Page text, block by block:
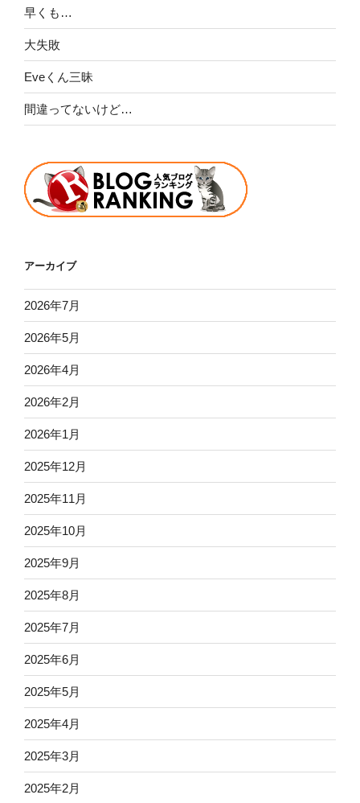
早くも…
大失敗
Eveくん三昧
間違ってないけど…
アーカイブ
2026年7月
2026年5月
2026年4月
2026年2月
2026年1月
2025年12月
2025年11月
2025年10月
2025年9月
2025年8月
2025年7月
2025年6月
2025年5月
2025年4月
2025年3月
2025年2月